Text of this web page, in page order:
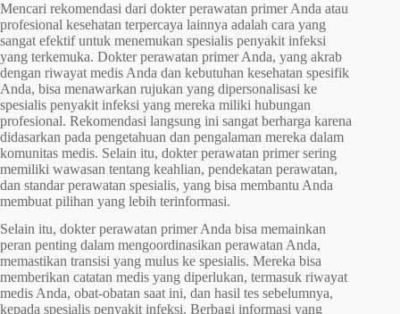
Mencari rekomendasi dari dokter perawatan primer Anda atau
profesional kesehatan terpercaya lainnya adalah cara yang
sangat efektif untuk menemukan spesialis penyakit infeksi
yang terkemuka. Dokter perawatan primer Anda, yang akrab
dengan riwayat medis Anda dan kebutuhan kesehatan spesifik
Anda, bisa menawarkan rujukan yang dipersonalisasi ke
spesialis penyakit infeksi yang mereka miliki hubungan
profesional. Rekomendasi langsung ini sangat berharga karena
didasarkan pada pengetahuan dan pengalaman mereka dalam
komunitas medis. Selain itu, dokter perawatan primer sering
memiliki wawasan tentang keahlian, pendekatan perawatan,
dan standar perawatan spesialis, yang bisa membantu Anda
membuat pilihan yang lebih terinformasi.
Selain itu, dokter perawatan primer Anda bisa memainkan
peran penting dalam mengoordinasikan perawatan Anda,
memastikan transisi yang mulus ke spesialis. Mereka bisa
memberikan catatan medis yang diperlukan, termasuk riwayat
medis Anda, obat-obatan saat ini, dan hasil tes sebelumnya,
kepada spesialis penyakit infeksi. Berbagi informasi yang